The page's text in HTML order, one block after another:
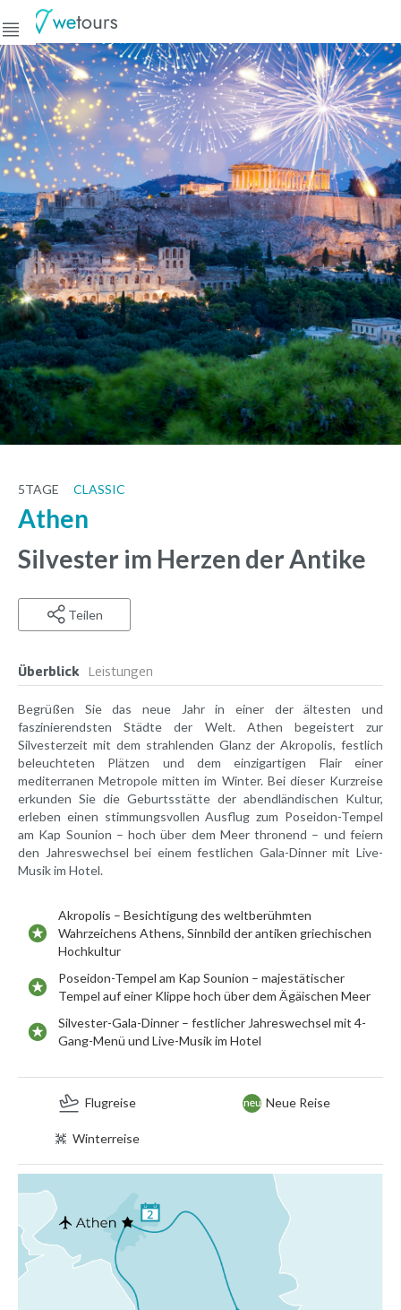
5TAGE CLASSIC
Athen
Silvester im Herzen der Antike
Teilen
Überblick Leistungen
Begrüßen Sie das neue Jahr in einer der ältesten und
faszinierendsten Städte der Welt. Athen begeistert zur
Silvesterzeit mit dem strahlenden Glanz der Akropolis, festlich
beleuchteten Plätzen und dem einzigartigen Flair einer
mediterranen Metropole mitten im Winter. Bei dieser Kurzreise
erkunden Sie die Geburtsstätte der abendländischen Kultur,
erleben einen stimmungsvollen Ausflug zum Poseidon-Tempel
am Kap Sounion – hoch über dem Meer thronend – und feiern
den Jahreswechsel bei einem festlichen Gala-Dinner mit Live-
Musik im Hotel.
Akropolis – Besichtigung des weltberühmten
Wahrzeichens Athens, Sinnbild der antiken griechischen
Hochkultur
Poseidon-Tempel am Kap Sounion – majestätischer
Tempel auf einer Klippe hoch über dem Ägäischen Meer
Silvester-Gala-Dinner – festlicher Jahreswechsel mit 4-
Gang-Menü und Live-Musik im Hotel
Flugreise Neue Reise
Winterreise